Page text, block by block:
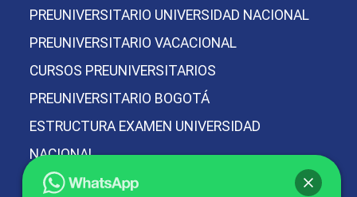
PREUNIVERSITARIO UNIVERSIDAD NACIONAL
PREUNIVERSITARIO VACACIONAL
CURSOS PREUNIVERSITARIOS
PREUNIVERSITARIO BOGOTÁ
ESTRUCTURA EXAMEN UNIVERSIDAD
NACIONAL